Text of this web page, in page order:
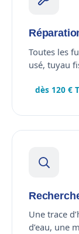
Toutes les
usé, tuyau
dès 120 €
Une trace
d’eau, une